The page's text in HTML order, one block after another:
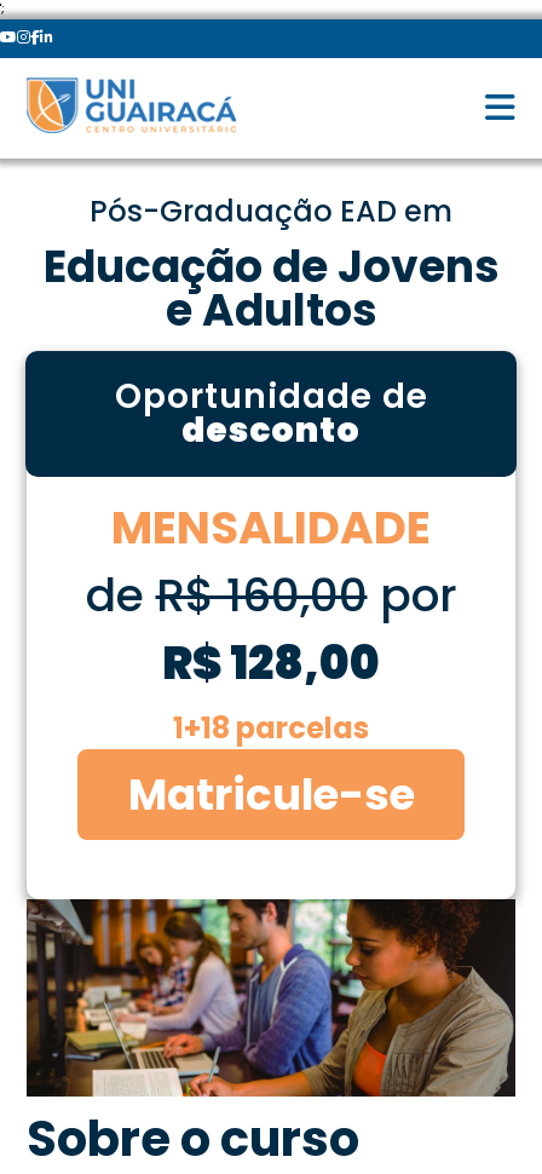
';
Sobre o curso
Pós-Graduação EAD em
Educação de Jovens
e Adultos
Oportunidade de
desconto
MENSALIDADE
deR$ 160,00por
R$ 128,00
1+18 parcelas
Matricule-se